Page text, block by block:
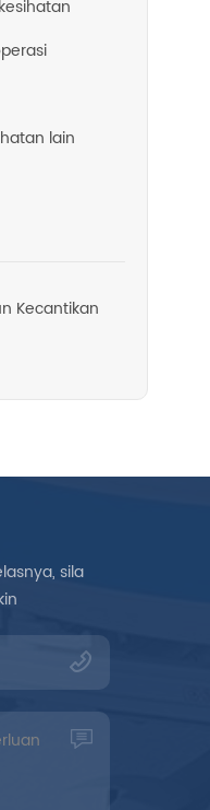
lain
Kecantikan
sila